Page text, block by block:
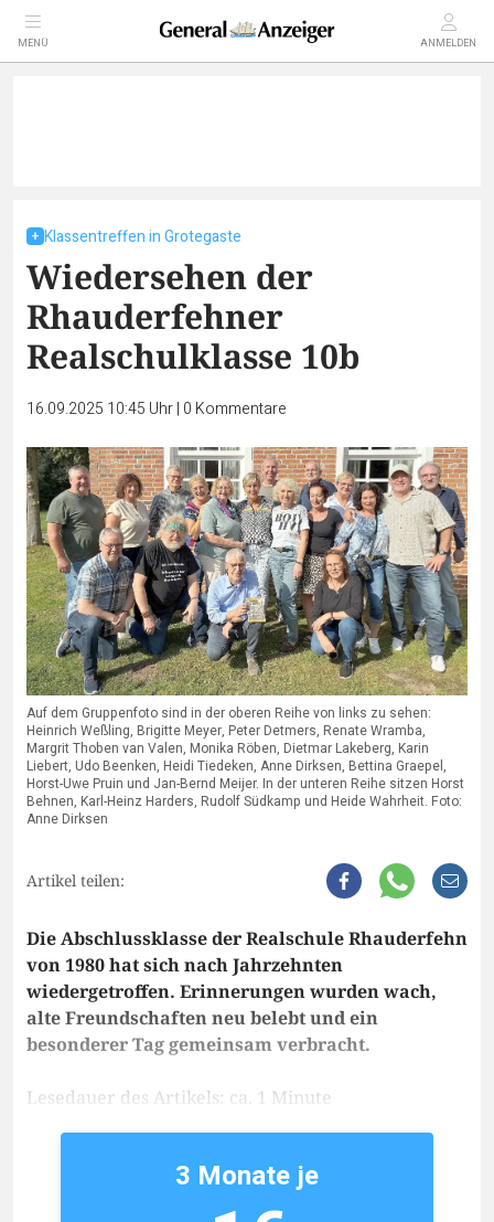
MENÜ ANMELDEN
Klassentreffen in Grotegaste
Wiedersehen der
Rhauderfehner
Realschulklasse 10b
16.09.2025 10:45 Uhr| 0 Kommentare
Auf dem Gruppenfoto sind in der oberen Reihe von links zu sehen:
Heinrich Weßling, Brigitte Meyer, Peter Detmers, Renate Wramba,
Margrit Thoben van Valen, Monika Röben, Dietmar Lakeberg, Karin
Liebert, Udo Beenken, Heidi Tiedeken, Anne Dirksen, Bettina Graepel,
Horst-Uwe Pruin und Jan-Bernd Meijer. In der unteren Reihe sitzen Horst
Behnen, Karl-Heinz Harders, Rudolf Südkamp und Heide Wahrheit. Foto:
Anne Dirksen
Artikel teilen:
Die Abschlussklasse der Realschule Rhauderfehn
von 1980 hat sich nach Jahrzehnten
wiedergetroffen. Erinnerungen wurden wach,
alte Freundschaften neu belebt und ein
besonderer Tag gemeinsam verbracht.
Lesedauer des Artikels: ca. 1 Minute
3 Monate je